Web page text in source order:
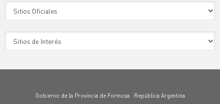
Gobierno de la Provincia de Formosa · República Argentina